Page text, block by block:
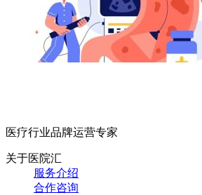
医疗行业品牌运营专家
关于医院汇
服务介绍
合作咨询